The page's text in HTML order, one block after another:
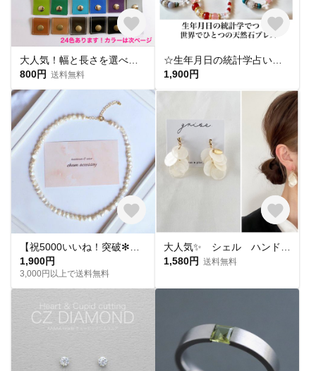
800円 送料無料
1,900円
1,900円
3,000円以上で送料無料
1,580円 送料無料